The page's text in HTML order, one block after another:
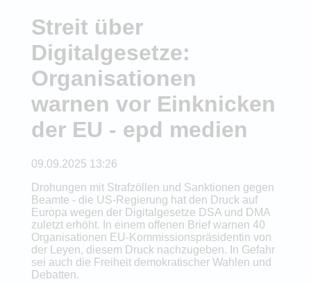
Streit über
Digitalgesetze:
Organisationen
warnen vor Einknicken
der EU - epd medien
09.09.2025 13:26
Drohungen mit Strafzöllen und Sanktionen gegen
Beamte - die US-Regierung hat den Druck auf
Europa wegen der Digitalgesetze DSA und DMA
zuletzt erhöht. In einem offenen Brief warnen 40
Organisationen EU-Kommissionspräsidentin von
der Leyen, diesem Druck nachzugeben. In Gefahr
sei auch die Freiheit demokratischer Wahlen und
Debatten.